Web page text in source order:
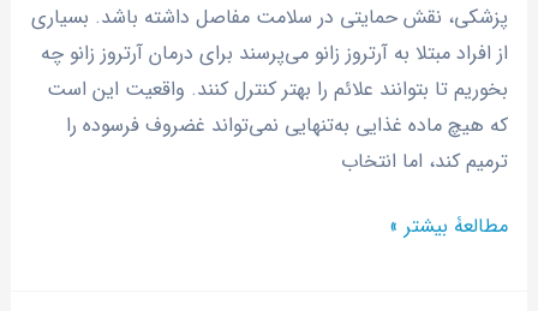
پزشکی، نقش حمایتی در سلامت مفاصل داشته باشد. بسیاری
از افراد مبتلا به آرتروز زانو می‌پرسند برای درمان آرتروز زانو چه
بخوریم تا بتوانند علائم را بهتر کنترل کنند. واقعیت این است
که هیچ ماده غذایی به‌تنهایی نمی‌تواند غضروف فرسوده را
ترمیم کند، اما انتخاب
مطالعۀ بیشتر »